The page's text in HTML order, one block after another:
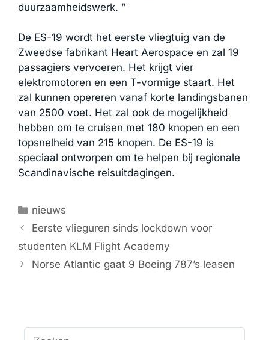
duurzaamheidswerk. ”
De ES-19 wordt het eerste vliegtuig van de
Zweedse fabrikant Heart Aerospace en zal 19
passagiers vervoeren. Het krijgt vier
elektromotoren en een T-vormige staart. Het
zal kunnen opereren vanaf korte landingsbanen
van 2500 voet. Het zal ook de mogelijkheid
hebben om te cruisen met 180 knopen en een
topsnelheid van 215 knopen. De ES-19 is
speciaal ontworpen om te helpen bij regionale
Scandinavische reisuitdagingen.
Categorieën
nieuws
Eerste vlieguren sinds lockdown voor
studenten KLM Flight Academy
Norse Atlantic gaat 9 Boeing 787’s leasen
Zoek